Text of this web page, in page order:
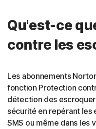
Qu'est-ce
contre les
Les abonnements
fonction Protection
détection des
sécurité en repérant les
SMS ou même dans les